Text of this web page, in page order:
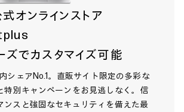
オンラインストア
ズでカスタマイズ可能
シェアNo.1。直販サイト限定の多彩な
特別キャンペーンをお見逃しなく。信
ンスと強固なセキュリティを備えた最